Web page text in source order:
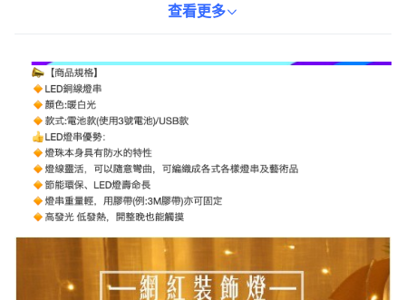
的需求，為生活增添更多美好。查看更多